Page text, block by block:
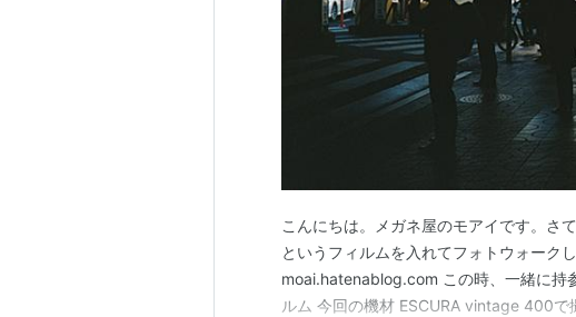
こんにちは。メガネ屋のモアイです。さ
というフィルムを入れてフォトウォーク
moai.hatenablog.com この時、一緒に持
ルム 今回の機材 ESCURA vintage 400で